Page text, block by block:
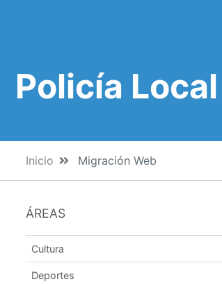
Policía Local
Inicio Migración Web
ÁREAS
Cultura
Deportes